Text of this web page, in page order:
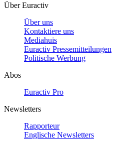
Über Euractiv
Über uns
Kontaktiere uns
Mediahuis
Euractiv Pressemitteilungen
Politische Werbung
Abos
Euractiv Pro
Newsletters
Rapporteur
Englische Newsletters